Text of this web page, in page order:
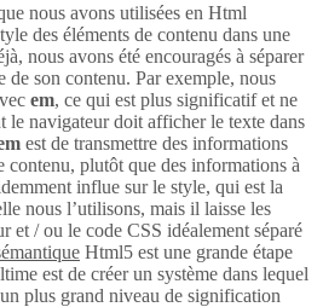
nous avons utilisées en Html
des éléments de contenu dans une
nous avons été encouragés à séparer
de son contenu. Par exemple, nous
em, ce qui est plus significatif et ne
le navigateur doit afficher le texte dans
est de transmettre des informations
contenu, plutôt que des informations à
influe sur le style, qui est la
nous l’utilisons, mais il laisse les
et / ou le code CSS idéalement séparé
Html5 est une grande étape
est de créer un système dans lequel
plus grand niveau de signification